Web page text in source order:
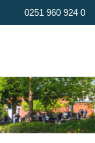
0251 960 924 0